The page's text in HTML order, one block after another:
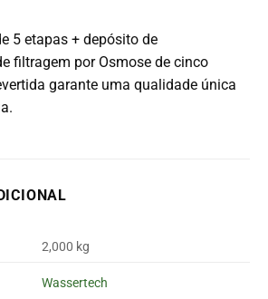
5 etapas + depósito de
filtragem por Osmose de cinco
garante uma qualidade única
2,000 kg
Wassertech